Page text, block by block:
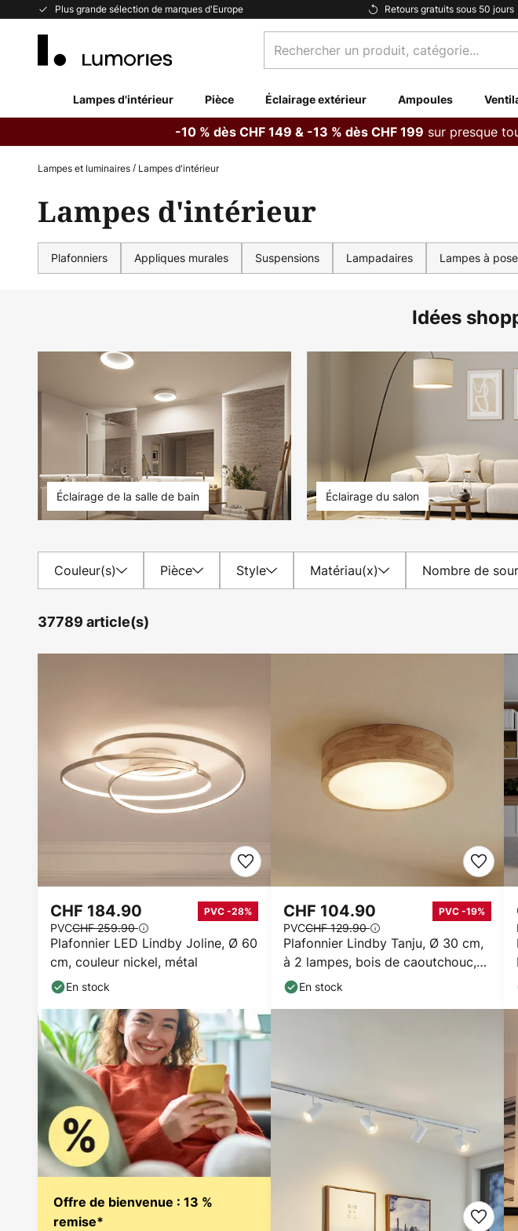
Plus grande sélection de marques d'Europe Retours gratuits sous 50 jours
Allez
un
catégorie...
Lampes d'intérieur Pièce Éclairage extérieur Ampoules
-10 % dès CHF 149 & -13 % dès CHF 199 sur presque
Lampes et luminaires Lampes d'intérieur
Lampes d'intérieur
Plafonniers Appliques murales Suspensions Lampadaires Lampes à
Idées
Éclairage de la salle de bain Éclairage du salon
Couleur(s) Pièce Style Matériau(x) Nombre de
37789 article(s)
Plafonnier LED Lindby Joline, Ø 60
cm, couleur nickel, métal
CHF 184.90 PVC -28%
PVCCHF 259.90
En stock
Plafonnier Lindby Tanju, Ø 30 cm,
à 2 lampes, bois de caoutchouc,
E27
CHF 104.90 PVC -19%
PVCCHF 129.90
En stock
Offre de bienvenue : 13 %
remise*